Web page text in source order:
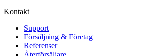
Kontakt
Support
Försäljning & Företag
Referenser